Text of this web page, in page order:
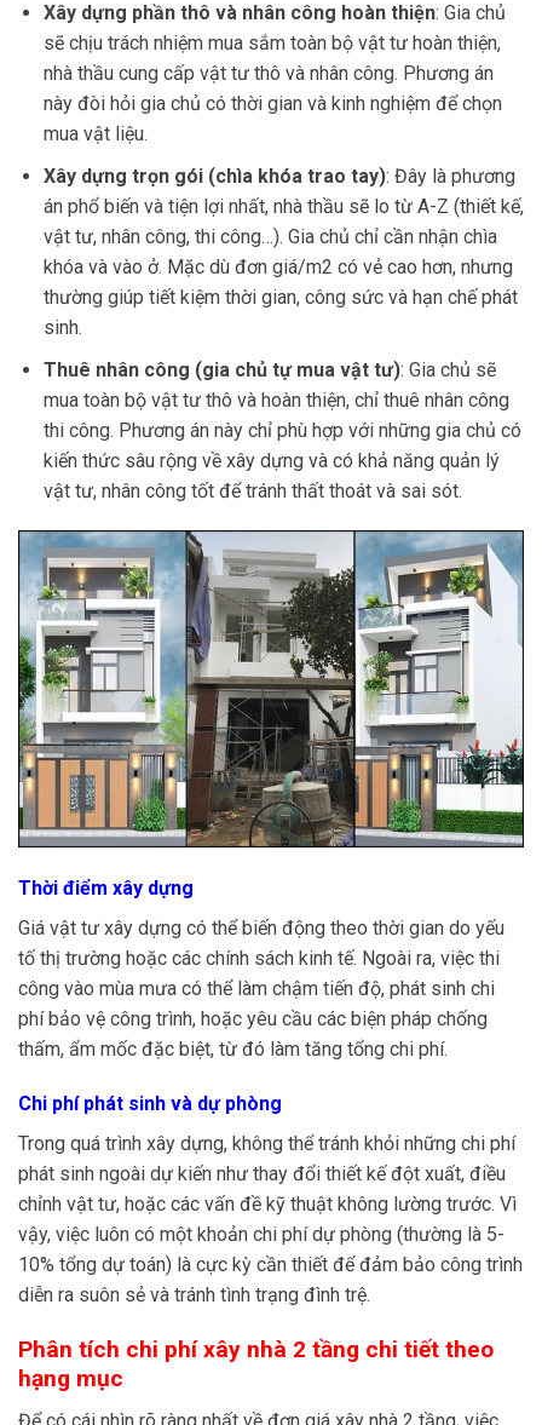
Xây dựng phần thô và nhân công hoàn thiện: Gia chủ
sẽ chịu trách nhiệm mua sắm toàn bộ vật tư hoàn thiện,
nhà thầu cung cấp vật tư thô và nhân công. Phương án
này đòi hỏi gia chủ có thời gian và kinh nghiệm để chọn
mua vật liệu.
Xây dựng trọn gói (chìa khóa trao tay): Đây là phương
án phổ biến và tiện lợi nhất, nhà thầu sẽ lo từ A-Z (thiết kế,
vật tư, nhân công, thi công…). Gia chủ chỉ cần nhận chìa
khóa và vào ở. Mặc dù đơn giá/m2 có vẻ cao hơn, nhưng
thường giúp tiết kiệm thời gian, công sức và hạn chế phát
sinh.
Thuê nhân công (gia chủ tự mua vật tư): Gia chủ sẽ
mua toàn bộ vật tư thô và hoàn thiện, chỉ thuê nhân công
thi công. Phương án này chỉ phù hợp với những gia chủ có
kiến thức sâu rộng về xây dựng và có khả năng quản lý
vật tư, nhân công tốt để tránh thất thoát và sai sót.
Thời điểm xây dựng
Giá vật tư xây dựng có thể biến động theo thời gian do yếu
tố thị trường hoặc các chính sách kinh tế. Ngoài ra, việc thi
công vào mùa mưa có thể làm chậm tiến độ, phát sinh chi
phí bảo vệ công trình, hoặc yêu cầu các biện pháp chống
thấm, ẩm mốc đặc biệt, từ đó làm tăng tổng chi phí.
Chi phí phát sinh và dự phòng
Trong quá trình xây dựng, không thể tránh khỏi những chi phí
phát sinh ngoài dự kiến như thay đổi thiết kế đột xuất, điều
chỉnh vật tư, hoặc các vấn đề kỹ thuật không lường trước. Vì
vậy, việc luôn có một khoản chi phí dự phòng (thường là 5-
10% tổng dự toán) là cực kỳ cần thiết để đảm bảo công trình
diễn ra suôn sẻ và tránh tình trạng đình trệ.
Phân tích chi phí xây nhà 2 tầng chi tiết theo
hạng mục
Để có cái nhìn rõ ràng nhất về đơn giá xây nhà 2 tầng, việc